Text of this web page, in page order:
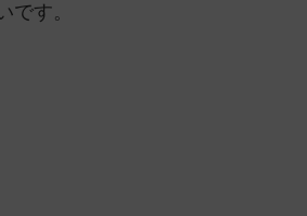
す。